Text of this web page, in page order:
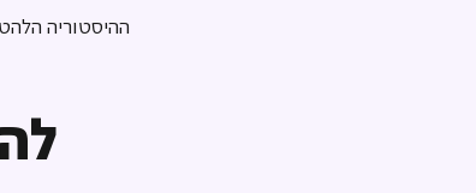
ההיסטוריה